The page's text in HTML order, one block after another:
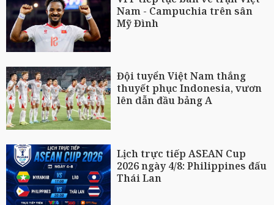
Nam - Campuchia trên sân
Mỹ Đình
Đội tuyển Việt Nam thắng
thuyết phục Indonesia, vươn
lên dẫn đầu bảng A
Lịch trực tiếp ASEAN Cup
2026 ngày 4/8: Philippines đấu
Thái Lan